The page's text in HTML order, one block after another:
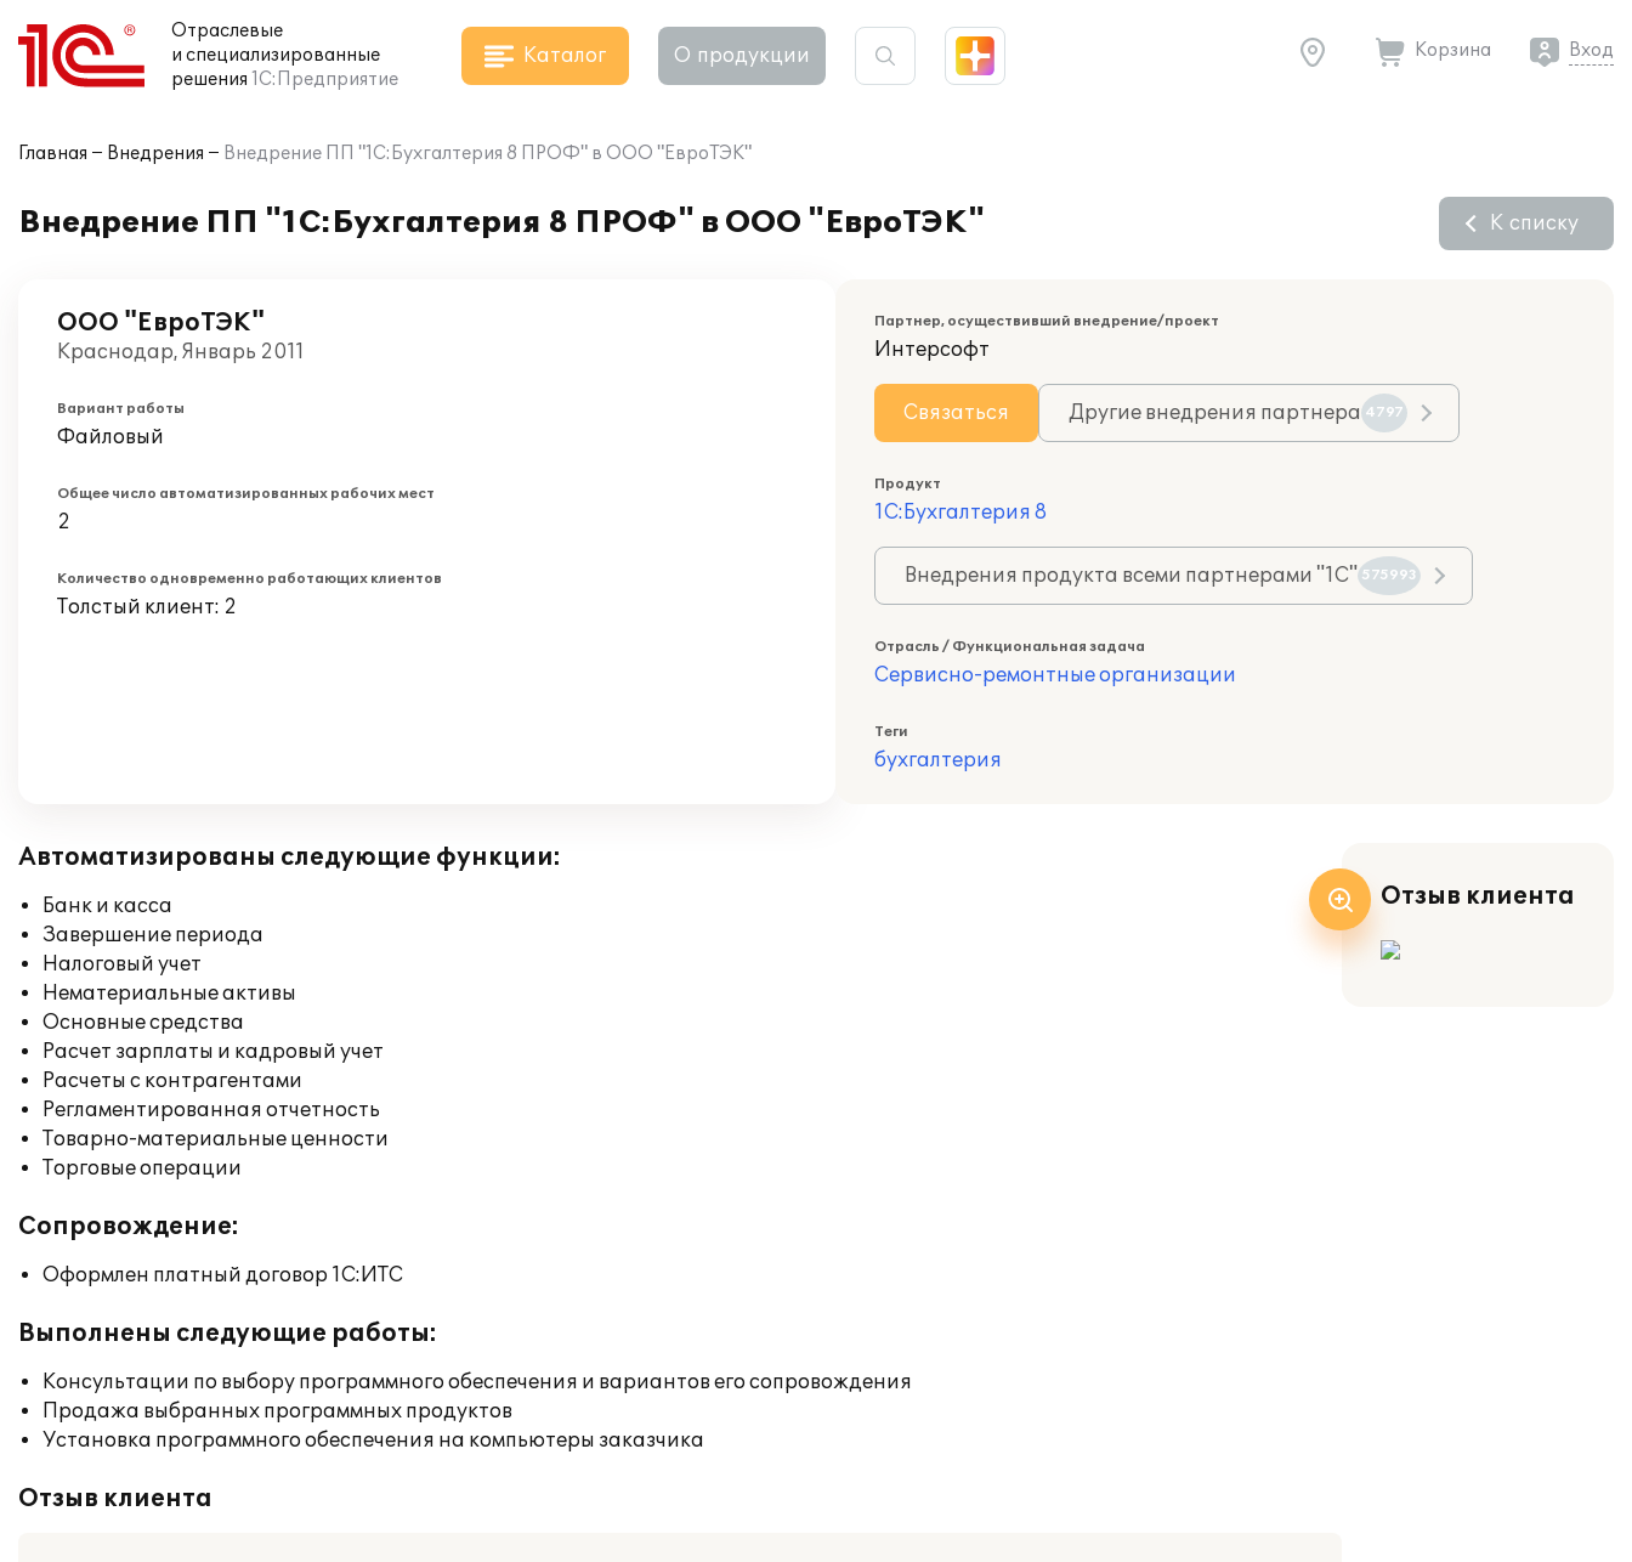
Отраслевые
и специализированные
решения 1С:Предприятие
Каталог О продукции Корзина Вход
Главная Внедрения Внедрение ПП "1С:Бухгалтерия 8 ПРОФ" в ООО "ЕвроТЭК"
Внедрение ПП "1С:Бухгалтерия 8 ПРОФ" в ООО "ЕвроТЭК" К списку
ООО "ЕвроТЭК"
Краснодар, Январь 2011
Вариант работы
Файловый
Общее число автоматизированных рабочих мест
2
Количество одновременно работающих клиентов
Толстый клиент: 2
Партнер, осуществивший внедрение/проект
Интерсофт
Связаться Другие внедрения партнера 4797
Продукт
1С:Бухгалтерия 8
Внедрения продукта всеми партнерами "1С" 575993
Отрасль / Функциональная задача
Сервисно-ремонтные организации
Теги
бухгалтерия
Автоматизированы следующие функции:
Банк и касса
Завершение периода
Налоговый учет
Нематериальные активы
Основные средства
Расчет зарплаты и кадровый учет
Расчеты с контрагентами
Регламентированная отчетность
Товарно-материальные ценности
Торговые операции
Сопровождение:
Оформлен платный договор 1С:ИТС
Выполнены следующие работы:
Консультации по выбору программного обеспечения и вариантов его сопровождения
Продажа выбранных программных продуктов
Установка программного обеспечения на компьютеры заказчика
Отзыв клиента
Отзыв клиента